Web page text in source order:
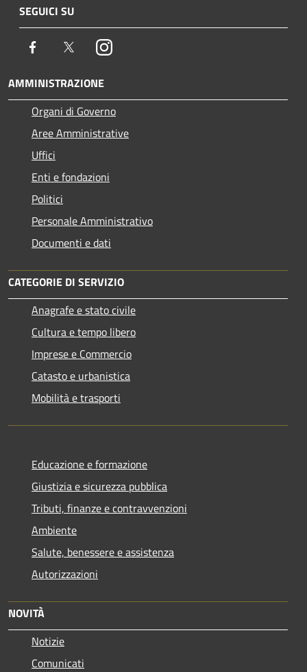
SEGUICI SU
Facebook TwitterInstagram
AMMINISTRAZIONE
Organi di Governo
Aree Amministrative
Uffici
Enti e fondazioni
Politici
Personale Amministrativo
Documenti e dati
CATEGORIE DI SERVIZIO
Anagrafe e stato civile
Cultura e tempo libero
Imprese e Commercio
Catasto e urbanistica
Mobilità e trasporti
Educazione e formazione
Giustizia e sicurezza pubblica
Tributi, finanze e contravvenzioni
Ambiente
Salute, benessere e assistenza
Autorizzazioni
NOVITÀ
Notizie
Comunicati